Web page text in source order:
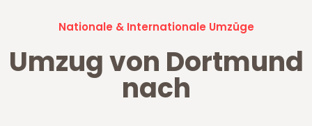
Nationale & Internationale Umzüge
Umzug von Dortmund
nach